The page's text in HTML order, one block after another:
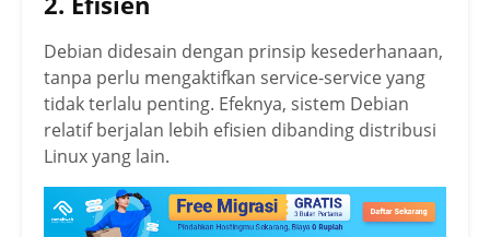
Debian didesain dengan prinsip kesederhanaan,
tanpa perlu mengaktifkan service-service yang
tidak terlalu penting. Efeknya, sistem Debian
relatif berjalan lebih efisien dibanding distribusi
Linux yang lain.